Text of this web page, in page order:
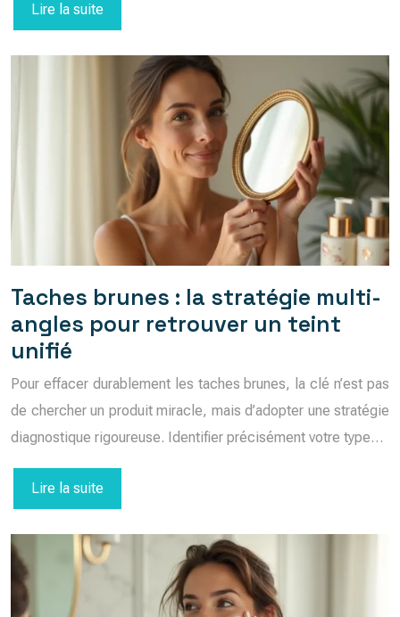
Lire la suite
Taches brunes : la stratégie multi-
angles pour retrouver un teint
unifié
Pour effacer durablement les taches brunes, la clé n’est pas
de chercher un produit miracle, mais d’adopter une stratégie
diagnostique rigoureuse. Identifier précisément votre type…
Lire la suite